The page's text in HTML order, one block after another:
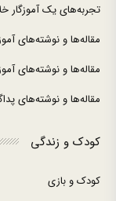
تجربه‌های یک آموزگار
مقاله‌ها و نوشته‌های
مقاله‌ها و نوشته‌های
مقاله‌ها و نوشته‌های
کودک و زندگی
کودک و بازی